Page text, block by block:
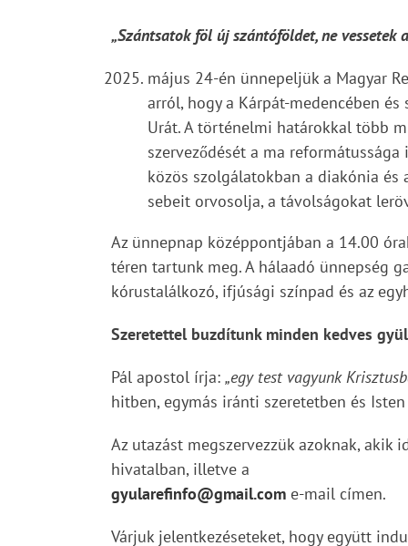
„Szántsatok föl új szántóföldet, ne vessetek
május 24-én ünnepeljük a Magyar
arról, hogy a Kárpát-medencében
Urát. A történelmi határokkal több
szerveződését a ma
közös szolgálatokban a diakónia
sebeit orvosolja, a távolságokat
Az ünnepnap középpontjában a 14.00
téren tartunk meg. A hálaadó ünnepség
kórustalálkozó, ifjúsági színpad és az
Szeretettel buzdítunk minden kedves
Pál apostol írja: „egy test vagyunk
hitben, egymás iránti szeretetben és
Az utazást megszervezzük azoknak, akik
hivatalban, illetve a
gyularefinfo@gmail.com e-mail címen.
Várjuk jelentkezéseteket, hogy együtt